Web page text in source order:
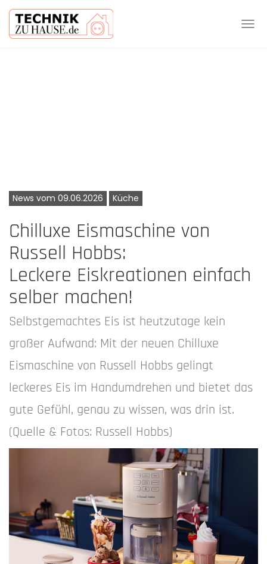
News vom 09.06.2026 Küche
Chilluxe Eismaschine von
Russell Hobbs:
Leckere Eiskreationen einfach
selber machen!
Selbstgemachtes Eis ist heutzutage kein
großer Aufwand: Mit der neuen Chilluxe
Eismaschine von Russell Hobbs gelingt
leckeres Eis im Handumdrehen und bietet das
gute Gefühl, genau zu wissen, was drin ist.
(Quelle & Fotos: Russell Hobbs)